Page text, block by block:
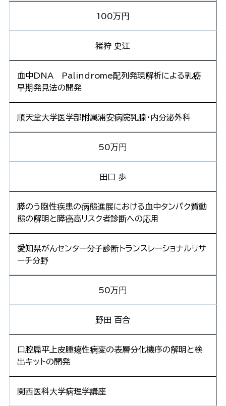
100万円
猪狩 史江
血中DNA Palindrome配列発現解析による乳癌
早期発見法の開発
順天堂大学医学部附属浦安病院乳腺・内分泌外科
50万円
田口 歩
膵のう胞性疾患の病態進展における血中タンパク質動
態の解明と膵癌高リスク者診断への応用
愛知県がんセンター分子診断トランスレーショナルリサ
ーチ分野
50万円
野田 百合
口腔扁平上皮腫瘍性病変の表層分化機序の解明と検
出キットの開発
関西医科大学病理学講座